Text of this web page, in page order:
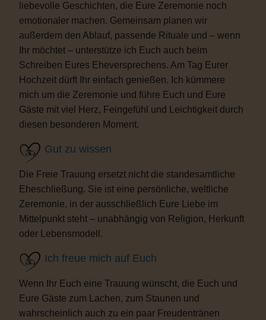
liebevolle Geschichten, die Eure Zeremonie noch
emotionaler machen. Gemeinsam planen wir
außerdem den Ablauf, passende Rituale und – wenn
Ihr möchtet – unterstütze ich Euch auch beim
Schreiben Eures Eheversprechens. Am Tag Eurer
Hochzeit dürft Ihr einfach genießen. Ich kümmere
mich um die Zeremonie und führe Euch und Eure
Gäste mit viel Herz, Feingefühl und Leichtigkeit durch
diesen besonderen Moment.
Gut zu wissen
Die Freie Trauung ersetzt nicht die standesamtliche
Eheschließung. Sie ist eine persönliche, weltliche
Zeremonie, in der ausschließlich Eure Liebe im
Mittelpunkt steht – unabhängig von Religion, Herkunft
oder Lebensmodell.
Ich freue mich auf Euch
Wenn Ihr Euch eine Trauung wünscht, die Euch und
Eure Gäste zum Lachen, zum Staunen und
wahrscheinlich auch zu ein paar Freudentränen